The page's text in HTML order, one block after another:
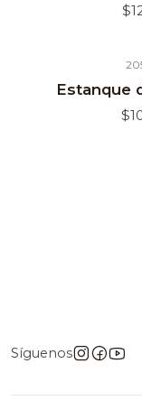
Estanque
Síguenos